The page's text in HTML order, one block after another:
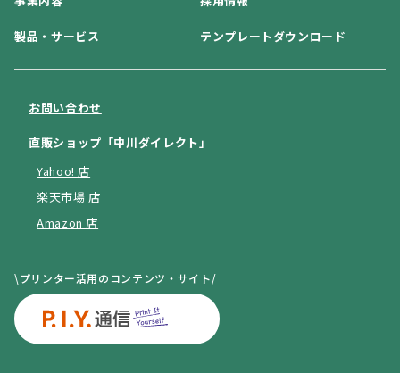
製品・サービス テンプレートダウンロード
お問い合わせ
直販ショップ「中川ダイレクト」
Yahoo! 店
楽天市場 店
Amazon 店
\プリンター活用のコンテンツ・サイト/